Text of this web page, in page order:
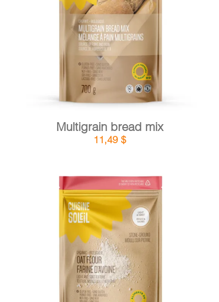
ADD TO CART / DETAILS
Multigrain bread mix
11,49 $
ADD TO CART DETAILS